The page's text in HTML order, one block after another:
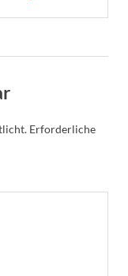
Erforderliche